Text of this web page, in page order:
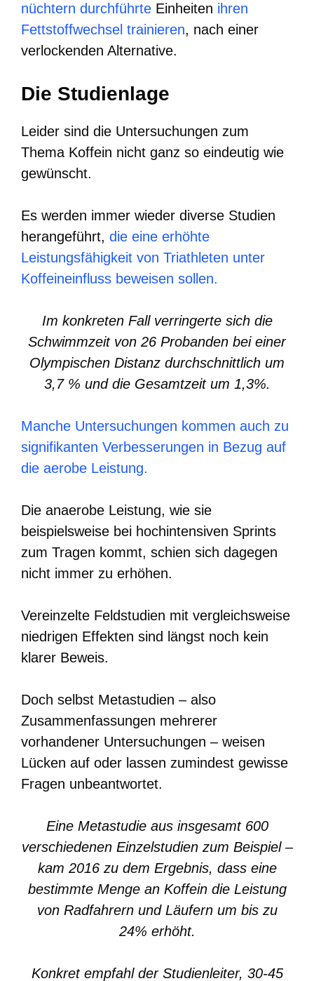
nüchtern durchführte Einheiten ihren
Fettstoffwechsel trainieren, nach einer
verlockenden Alternative.
Die Studienlage
Leider sind die Untersuchungen zum
Thema Koffein nicht ganz so eindeutig wie
gewünscht.
Es werden immer wieder diverse Studien
herangeführt, die eine erhöhte
Leistungsfähigkeit von Triathleten unter
Koffeineinfluss beweisen sollen.
Im konkreten Fall verringerte sich die
Schwimmzeit von 26 Probanden bei einer
Olympischen Distanz durchschnittlich um
3,7 % und die Gesamtzeit um 1,3%.
Manche Untersuchungen kommen auch zu
signifikanten Verbesserungen in Bezug auf
die aerobe Leistung.
Die anaerobe Leistung, wie sie
beispielsweise bei hochintensiven Sprints
zum Tragen kommt, schien sich dagegen
nicht immer zu erhöhen.
Vereinzelte Feldstudien mit vergleichsweise
niedrigen Effekten sind längst noch kein
klarer Beweis.
Doch selbst Metastudien – also
Zusammenfassungen mehrerer
vorhandener Untersuchungen – weisen
Lücken auf oder lassen zumindest gewisse
Fragen unbeantwortet.
Eine Metastudie aus insgesamt 600
verschiedenen Einzelstudien zum Beispiel –
kam 2016 zu dem Ergebnis, dass eine
bestimmte Menge an Koffein die Leistung
von Radfahrern und Läufern um bis zu
24% erhöht.
Konkret empfahl der Studienleiter, 30-45